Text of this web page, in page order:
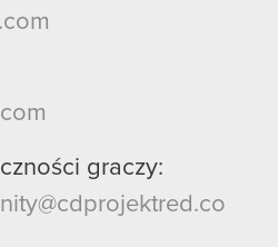
graczy: